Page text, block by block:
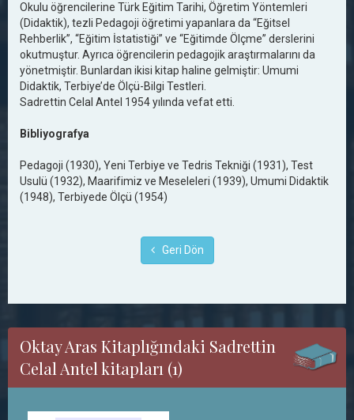
Okulu öğrencilerine Türk Eğitim Tarihi, Öğretim Yöntemleri
(Didaktik), tezli Pedagoji öğretimi yapanlara da “Eğitsel
Rehberlik”, “Eğitim İs­tatistiği” ve “Eğitimde Ölçme” derslerini
okutmuştur. Ayrıca öğ­rencilerin pedagojik araştırmalarını da
yönetmiştir. Bunlardan ikisi kitap haline gelmiştir: Umumi
Didaktik, Terbiye’de Ölçü-Bilgi Testleri.
Sadrettin Celal Antel 1954 yılında vefat etti.
Bibliyografya
Pedagoji (1930), Yeni Terbiye ve Tedris Tekniği (1931), Test
Usulü (1932), Maarifimiz ve Meseleleri (1939), Umumi Didaktik
(1948), Terbiyede Ölçü (1954)
Geri Dön
Oktay Aras Kitaplığındaki Sadrettin
Celal Antel kitapları (1)